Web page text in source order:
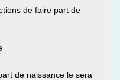
de faire part de
de naissance le sera